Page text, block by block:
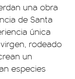
una obra
de Santa
única
rodeado
un
especies